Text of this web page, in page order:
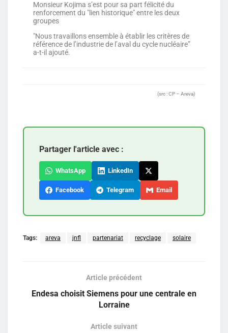
Monsieur Kojima s’est pour sa part félicité du
renforcement du "lien historique" entre les deux
groupes
"Nous travaillons ensemble à établir les critères de
référence de l’industrie de l’aval du cycle nucléaire”
a-t-il ajouté.
(src : CP – Areva)
Partager l'article avec :
WhatsApp LinkedIn
Facebook Telegram Email
Tags: areva jnfl partenariat recyclage solaire
Article précédent
Endesa choisit Siemens pour une centrale en
Lorraine
Article suivant